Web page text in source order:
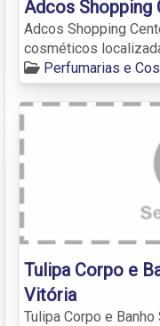
Adcos Shopping
Adcos Shopping
cosméticos
Perfumarias e
Tulipa Corpo e
Vitória
Tulipa Corpo e